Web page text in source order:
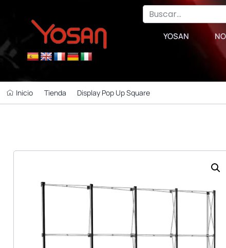
YOSAN
Inicio Tienda Display Pop Up Square